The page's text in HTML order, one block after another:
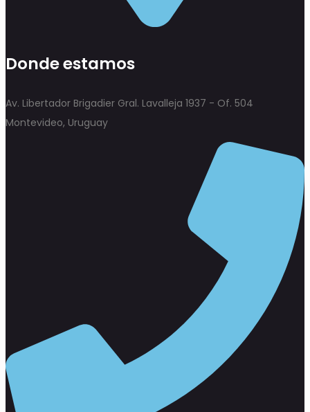
Donde estamos
Av. Libertador Brigadier Gral. Lavalleja 1937 - Of. 504
Montevideo, Uruguay